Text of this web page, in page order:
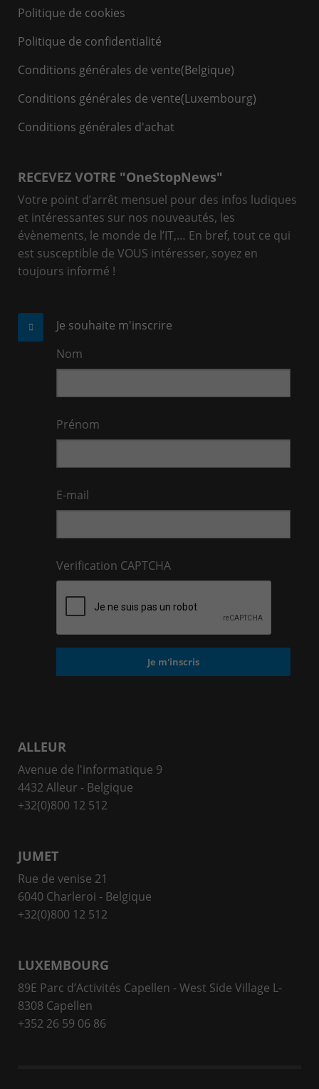
Politique de cookies
Politique de confidentialité
Conditions générales de vente(Belgique)
Conditions générales de vente(Luxembourg)
Conditions générales d'achat
RECEVEZ VOTRE "OneStopNews"
Votre point d’arrêt mensuel pour des infos ludiques
et intéressantes sur nos nouveautés, les
évènements, le monde de l’IT,… En bref, tout ce qui
est susceptible de VOUS intéresser, soyez en
toujours informé !
Je souhaite m'inscrire
Nom
Prénom
E-mail
Verification CAPTCHA
ALLEUR
Avenue de l'informatique 9
4432 Alleur - Belgique
+32(0)800 12 512
JUMET
Rue de venise 21
6040 Charleroi - Belgique
+32(0)800 12 512
LUXEMBOURG
89E Parc d’Activités Capellen - West Side Village L-
8308 Capellen
+352 26 59 06 86